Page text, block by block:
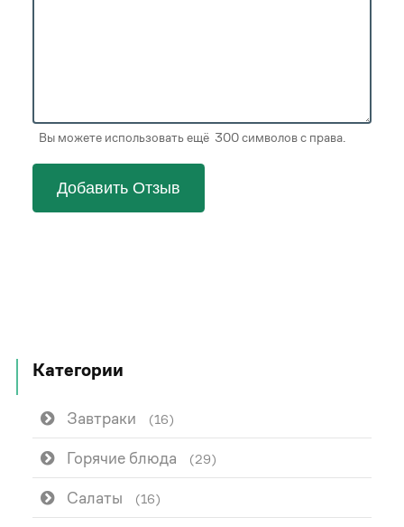
Вы можете использовать ещё 300 символов с права.
Добавить Отзыв
Категории
Завтраки (16)
Горячие блюда (29)
Салаты (16)